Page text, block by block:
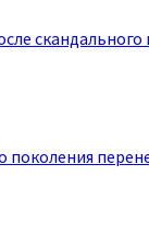
поколения